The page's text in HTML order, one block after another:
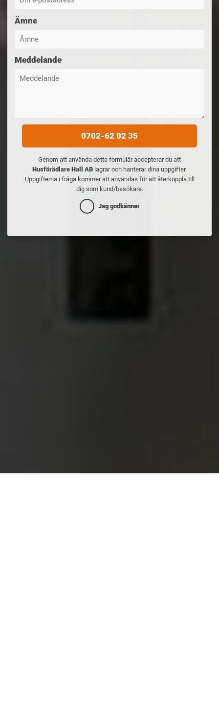
Ämne
Meddelande
0702-62 02 35
Genom att använda detta formulär accepterar du att
Husförädlare Hall AB lagrar och hanterar dina uppgifter.
Uppgifterna i fråga kommer att användas för att återkoppla till
dig som kund/besökare.
Jag godkänner